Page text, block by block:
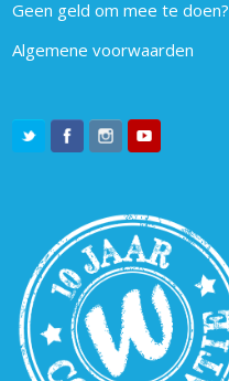
Geen geld om mee te doen?
Algemene voorwaarden